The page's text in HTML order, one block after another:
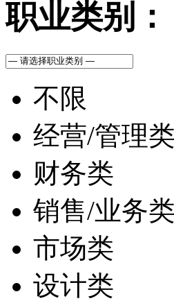
职业类别：
不限
经营/管理类
财务类
销售/业务类
市场类
设计类